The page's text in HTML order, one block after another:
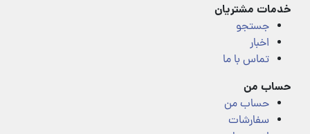
خدمات مشتریان
جستجو
اخبار
تماس با ما
حساب من
حساب من
سفارشات